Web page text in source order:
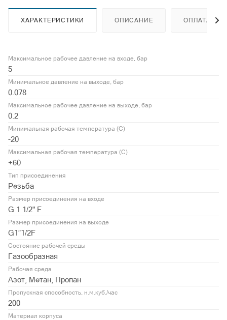
ХАРАКТЕРИСТИКИ ОПИСАНИЕ ОПЛАТА
Максимальное рабочее давление на входе, бар
5
Минимальное давление на выходе, бар
0.078
Максимальное рабочее давление на выходе, бар
0.2
Минимальная рабочая температура (С)
-20
Максимальная рабочая температура (С)
+60
Тип присоединения
Резьба
Размер присоединения на входе
G 1 1/2" F
Размер присоединения на выходе
G1”1/2F
Состояние рабочей среды
Газообразная
Рабочая среда
Азот, Метан, Пропан
Пропускная способность, н.м.куб./час
200
Материал корпуса